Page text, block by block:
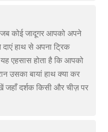
कोई जादूगर आपको अपने
हाथ से अपना ट्रिक
एहसास होता है कि आपको
उसका बायां हाथ क्या कर
जहाँ दर्शक किसी और चीज़ पर